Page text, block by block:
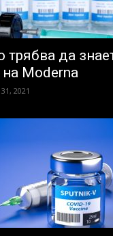
трябва да
Moderna
2021